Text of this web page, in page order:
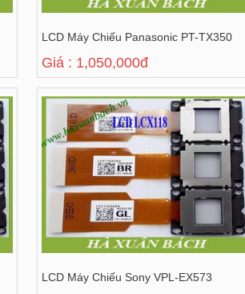
LCD Máy Chiếu Panasonic PT-TX350
Giá : 1,050,000đ
LCD Máy Chiếu Sony VPL-EX573